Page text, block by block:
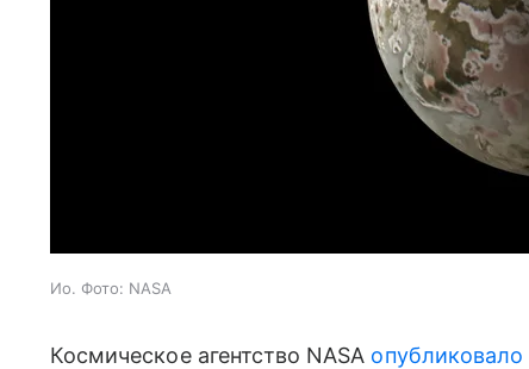
Ио. Фото: NASA
Космическое агентство NASA опубликовало